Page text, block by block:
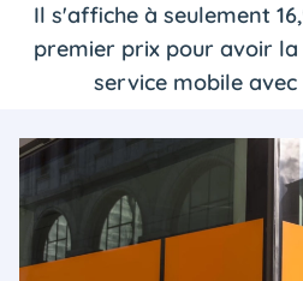
Il s'affiche à seulement
premier prix pour avoir
service mobile avec